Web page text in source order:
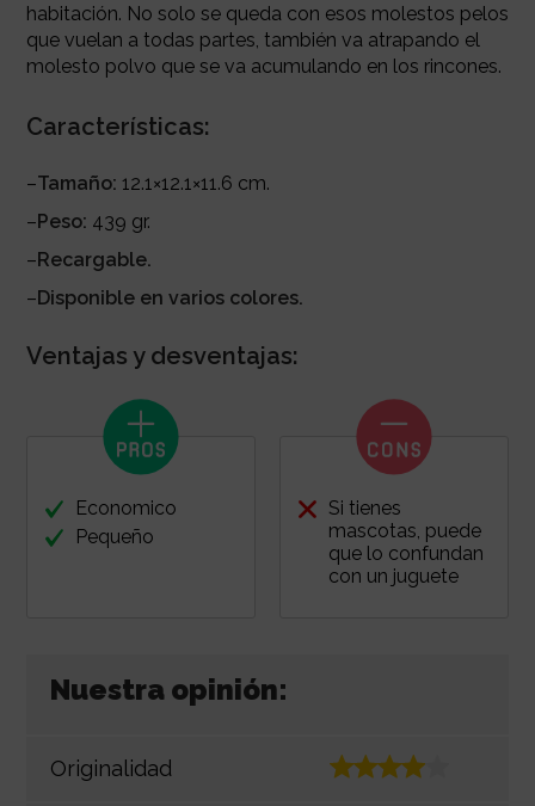
habitación. No solo se queda con esos molestos pelos
que vuelan a todas partes, también va atrapando el
molesto polvo que se va acumulando en los rincones.
Características:
–Tamaño: 12.1×12.1×11.6 cm.
–Peso: 439 gr.
–Recargable.
–Disponible en varios colores.
Ventajas y desventajas:
Economico
Pequeño
Si tienes
mascotas, puede
que lo confundan
con un juguete
Nuestra opinión:
Originalidad